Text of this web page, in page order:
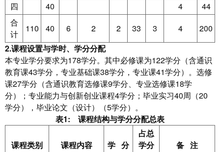
四
40 4
44
合
计
110 40 6 2 2 33 3 4
200
2.课程设置与学时、学分分配
本专业学分要求为178学分。其中必修课为122学分（含通识
教育课43学分，专业基础课38学分，专业课41学分）。选修
课27学分（含通识教育选修课9学分、专业选修课18学
分）；专业能力与创新创业课程4学分；毕业实习40周（20
学分），毕业论文（设计）（5学分）。
表1: 课程结构与学分分配总表
课程类别 课程内容 学 分
占总
学分
备 注